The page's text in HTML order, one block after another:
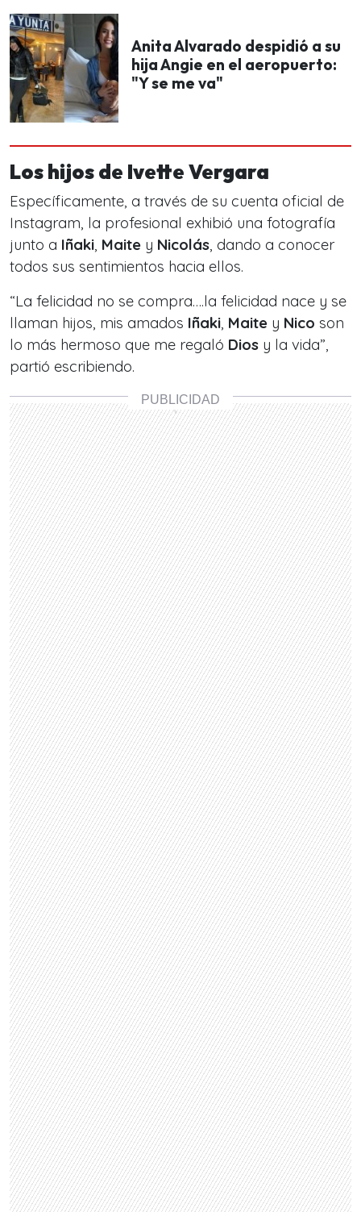
Anita Alvarado despidió a su
hija Angie en el aeropuerto:
"Y se me va"
Los hijos de Ivette Vergara
Específicamente, a través de su cuenta oficial de
Instagram, la profesional exhibió una fotografía
junto a Iñaki, Maite y Nicolás, dando a conocer
todos sus sentimientos hacia ellos.
“La felicidad no se compra….la felicidad nace y se
llaman hijos, mis amados Iñaki, Maite y Nico son
lo más hermoso que me regaló Dios y la vida”,
partió escribiendo.